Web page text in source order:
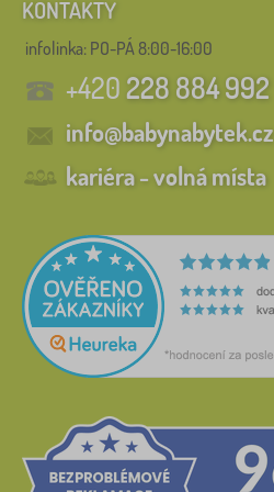
KONTAKTY
infolinka: PO-PÁ 8:00-16:00
+420228 884 992
info@babynabytek.cz
kariéra - volná místa